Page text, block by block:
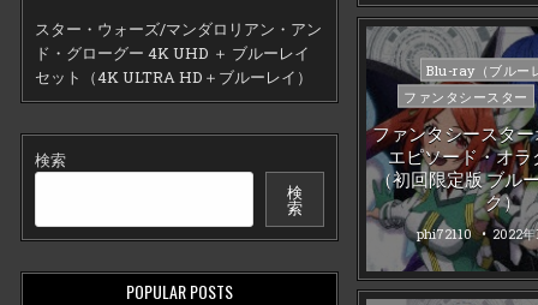
スター・ウォーズ/マンダロリアン・アン
ド・グローグー 4K UHD ＋ ブルーレイ
セット（4K ULTRA HD＋ブルーレイ）
検索
検
索
POPULAR POSTS
Posted
in
Blu-ray（ブルー
ファンタシースター
ファンタシースタ
エピソード・オラ
（初回限定版 ブル
ク）
phi72110 2022